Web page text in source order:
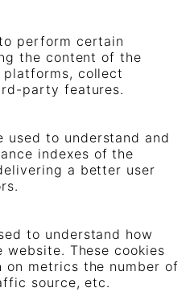
perform certain
the content of the
collect
party features.
used to understand and
indexes of the
a better user
to understand how
These cookies
metrics the number of
source, etc.